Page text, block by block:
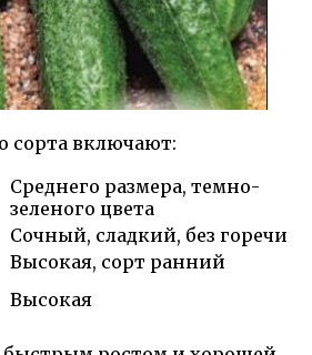
сорта включают:
Среднего размера, темно-
зеленого цвета
Сочный, сладкий, без горечи
Высокая, сорт ранний
Высокая